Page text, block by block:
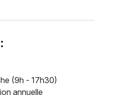
(9h - 17h30)
annuelle